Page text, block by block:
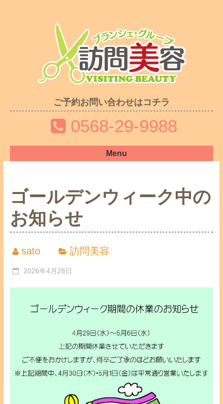
ご予約お問い合わせはコチラ
0568-29-9988
Menu
ゴールデンウィーク中の
お知らせ
sato 訪問美容
2026年4月28日